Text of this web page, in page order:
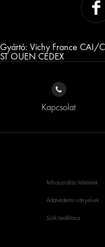
Gyártó: Vichy France CAI/
ST OUEN CEDEX
Kapcsolat
Felhasználási feltételek
Adatvédelmi irányelvek
Sütik beállítása